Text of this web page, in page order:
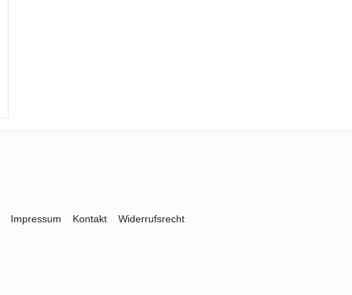
Impressum Kontakt Widerrufsrecht